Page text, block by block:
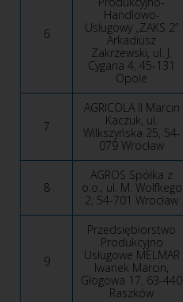
6
Handlowo-
Usługowy „ZAKS 2”
Arkadiusz
Zakrzewski, ul. J.
Cygana 4, 45-131
Opole
7
AGRICOLA II Marcin
Kaczuk, ul.
Wilkszyńska 25, 54-
079 Wrocław
8
AGROS Spółka z
o.o., ul. M. Wolfkego
2, 54-701 Wrocław
9
Przedsiębiorstwo
Produkcyjno
Usługowe MELMAR
Iwanek Marcin,
Głogowa 17, 63-440
Raszków